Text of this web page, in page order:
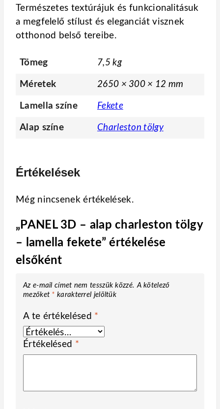
Természetes textúrájuk és funkcionalitásuk
a megfelelő stílust és eleganciát visznek
otthonod belső tereibe.
Tömeg 7,5 kg
Méretek 2650 × 300 × 12 mm
Lamella színe Fekete
Alap színe Charleston tölgy
Értékelések
Még nincsenek értékelések.
„PANEL 3D – alap charleston tölgy
– lamella fekete” értékelése
elsőként
Az e-mail címet nem tesszük közzé. A kötelező
mezőket * karakterrel jelöltük
A te értékelésed *
Értékelésed *